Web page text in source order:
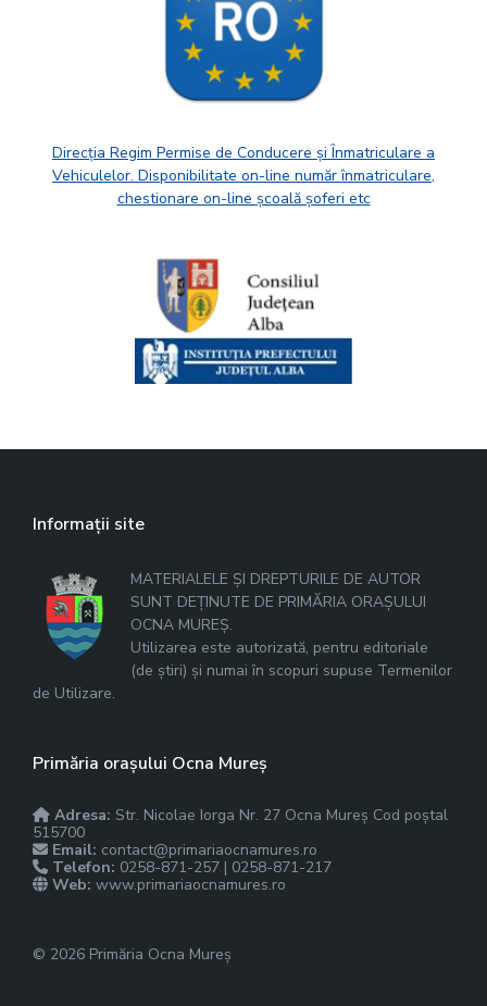
Direcția Regim Permise de Conducere și Înmatriculare a
Vehiculelor. Disponibilitate on-line număr înmatriculare,
chestionare on-line școală șoferi etc
Informații site
MATERIALELE ȘI DREPTURILE DE AUTOR
SUNT DEȚINUTE DE PRIMĂRIA ORAȘULUI
OCNA MUREȘ.
Utilizarea este autorizată, pentru editoriale
(de știri) și numai în scopuri supuse Termenilor
de Utilizare.
Primăria orașului Ocna Mureș
Adresa: Str. Nicolae Iorga Nr. 27 Ocna Mureș Cod poștal
515700
Email: contact@primariaocnamures.ro
Telefon: 0258-871-257 | 0258-871-217
Web: www.primariaocnamures.ro
© 2026 Primăria Ocna Mureș